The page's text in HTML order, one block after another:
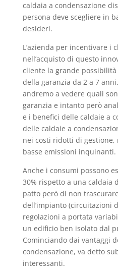
caldaia a condensazione
persona deve scegliere in
desideri.
L’azienda per incentivare i
nell’acquisto di questo
cliente la grande possibilità
della garanzia da 2 a 7
andremo a vedere quali
garanzia e intanto però
e i benefici delle caldaie a
delle caldaie a
nei costi ridotti di gestione,
basse emissioni inquinanti.
Anche i consumi possono
30% rispetto a una caldaia
patto però di non
dell’impianto (circuitazioni
regolazioni a portata
un edificio ben isolato dal
Cominciando dai vantaggi
condensazione, va detto
interessanti.